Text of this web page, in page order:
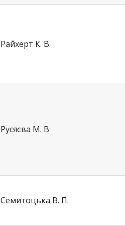
Райхерт К. В.
Русяєва М. В
Семитоцька В. П.